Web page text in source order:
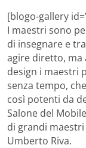
[blogo-gallery
I maestri sono
di insegnare e
agire diretto, ma
design i maestri
senza tempo,
così potenti da
Salone del
di grandi
Umberto Riva.